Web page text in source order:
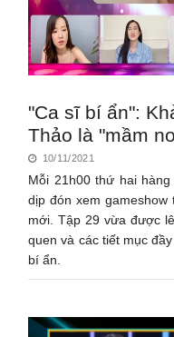
"Ca sĩ bí ẩn":
Thảo là "mầm
10/11/2021
Mỗi 21h00 thứ hai
dịp đón xem
mới. Tập 29 vừa được
quen và các tiết mục
bí ẩn.